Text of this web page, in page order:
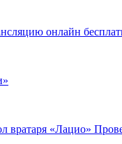
онлайн
вратаря «Лацио»